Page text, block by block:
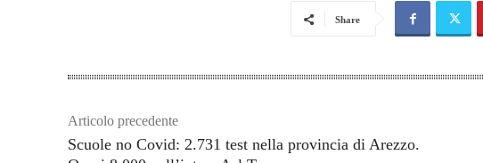
Share
Articolo precedente
Scuole no Covid: 2.731 test nella provincia di Arezzo.